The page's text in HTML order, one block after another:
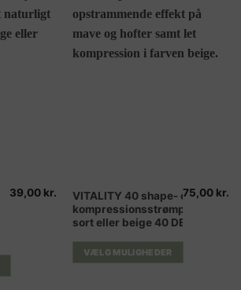
varesiden
39,00 kr.
VITALITY 40 shape- og
kompressionsstrømpebukser
sort eller beige 40 DEN.
75,00 kr.
VÆLG MULIGHEDER
Dette
vare
har
flere
varianter.